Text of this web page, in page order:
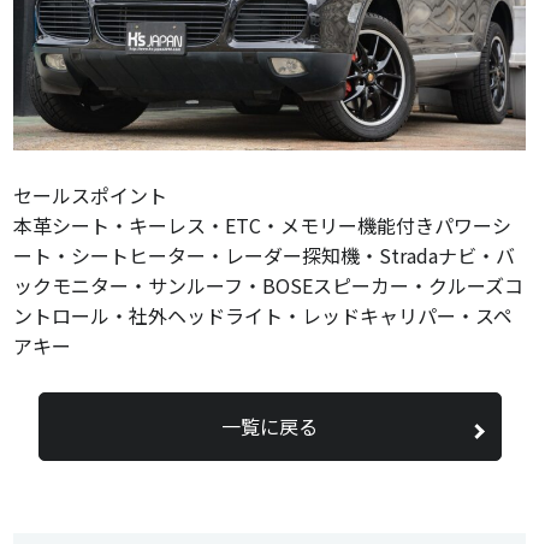
セールスポイント
本革シート・キーレス・ETC・メモリー機能付きパワーシ
ート・シートヒーター・レーダー探知機・Stradaナビ・バ
ックモニター・サンルーフ・BOSEスピーカー・クルーズコ
ントロール・社外ヘッドライト・レッドキャリパー・スペ
アキー
一覧に戻る